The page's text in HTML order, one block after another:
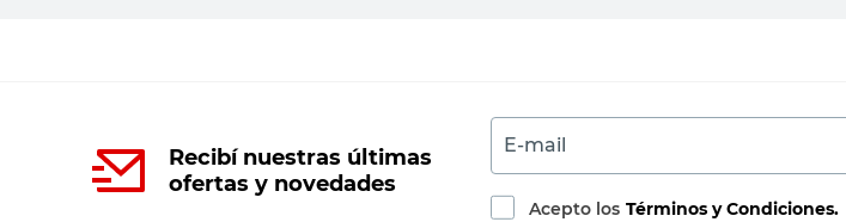
Recibí nuestras últimas
ofertas y novedades
E-mail
Acepto los Términos y Condiciones.